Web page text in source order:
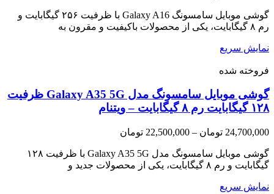
گوشی موبایل سامسونگ Galaxy A16 با ظرفیت ۲۵۶ گیگابایت و
رم ۸ گیگابایت، یکی از محصولات باکیفیت و مقرون به
نمایش سریع
فروخته شده
گوشی موبایل سامسونگ مدل Galaxy A35 5G ظرفیت
۱۲۸ گیگابایت رم ۸ گیگابایت – ویتنام
24,700,000 تومان –
22,500,000 تومان
22,500,000 تومان
through
گوشی موبایل سامسونگ مدل Galaxy A35 5G با ظرفیت ۱۲۸
گیگابایت و رم ۸ گیگابایت، یکی از محصولات جدید و
نمایش سریع